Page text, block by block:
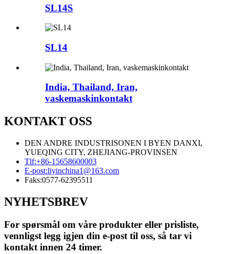
SL14S
SL14
India, Thailand, Iran,
vaskemaskinkontakt
KONTAKT OSS
DEN ANDRE INDUSTRISONEN I BYEN DANXI,
YUEQING CITY, ZHEJIANG-PROVINSEN
Tlf:+86-15658600003
E-post:liyinchina1@163.com
Faks:0577-62395511
NYHETSBREV
For spørsmål om våre produkter eller prisliste,
vennligst legg igjen din e-post til oss, så tar vi
kontakt innen 24 timer.